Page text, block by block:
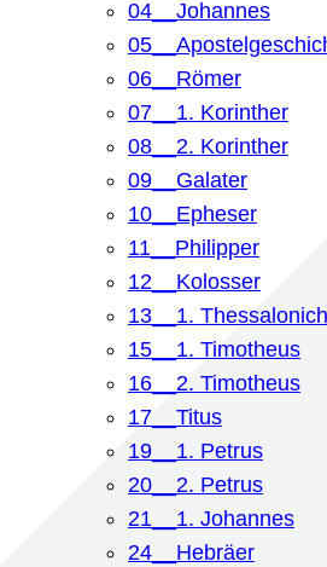
04__Johannes
06__Römer
07__1. Korinther
08__2. Korinther
09__Galater
10__Epheser
11__Philipper
12__Kolosser
13__1.
15__1. Timotheus
16__2. Timotheus
17__Titus
19__1. Petrus
20__2. Petrus
21__1. Johannes
24__Hebräer